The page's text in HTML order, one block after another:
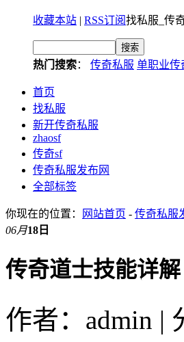
收藏本站 | RSS订阅找私服_传
热门搜索： 传奇私服 单职业传
首页
找私服
新开传奇私服
zhaosf
传奇sf
传奇私服发布网
全部标签
你现在的位置： 网站首页 - 传奇私服
06月18日
传奇道士技能详
作者：admin |